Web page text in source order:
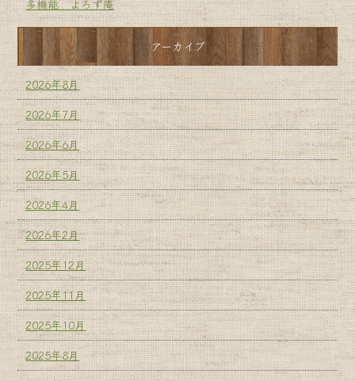
多機能 よろず庵
アーカイブ
2026年8月
2026年7月
2026年6月
2026年5月
2026年4月
2026年2月
2025年12月
2025年11月
2025年10月
2025年8月